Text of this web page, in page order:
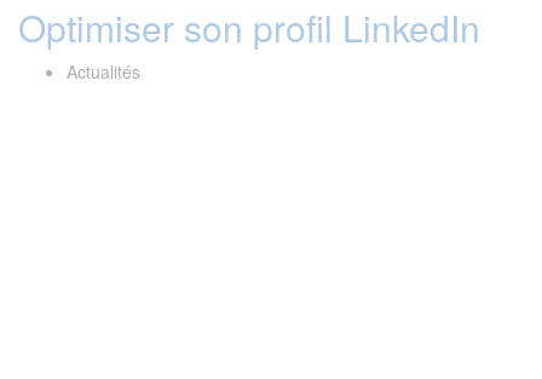
Optimiser son profil LinkedIn
Actualités